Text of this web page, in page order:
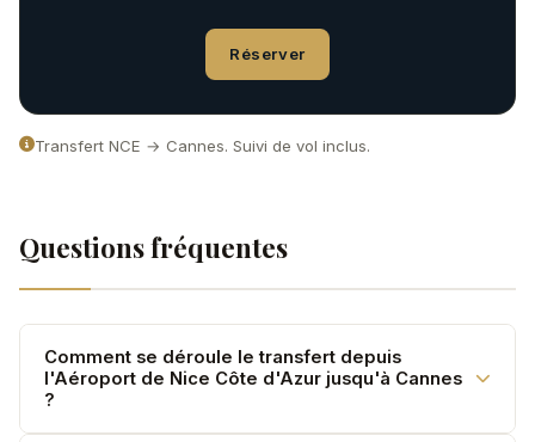
Réserver
Transfert NCE → Cannes. Suivi de vol inclus.
Questions fréquentes
Comment se déroule le transfert depuis
l'Aéroport de Nice Côte d'Azur jusqu'à Cannes
?